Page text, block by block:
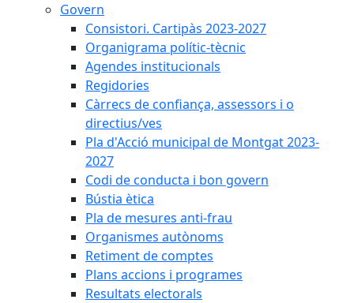
Govern
Consistori. Cartipàs 2023-2027
Organigrama polític-tècnic
Agendes institucionals
Regidories
Càrrecs de confiança, assessors i o
directius/ves
Pla d'Acció municipal de Montgat 2023-
2027
Codi de conducta i bon govern
Bústia ètica
Pla de mesures anti-frau
Organismes autònoms
Retiment de comptes
Plans accions i programes
Resultats electorals